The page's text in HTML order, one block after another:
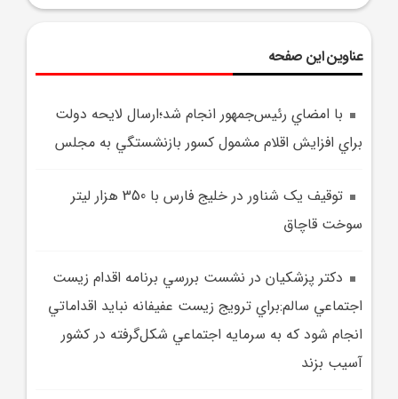
عناوین این صفحه
با امضاي رئيس‌جمهور انجام شد؛ارسال لايحه دولت
براي افزايش اقلام مشمول کسور بازنشستگي به مجلس
توقيف يک شناور در خليج فارس با 350 هزار ليتر
سوخت قاچاق
دکتر پزشکيان در نشست بررسي برنامه اقدام زيست
اجتماعي سالم:براي ترويج زيست عفيفانه نبايد اقداماتي
انجام شود که به سرمايه اجتماعي شکل‌گرفته در کشور
آسيب بزند